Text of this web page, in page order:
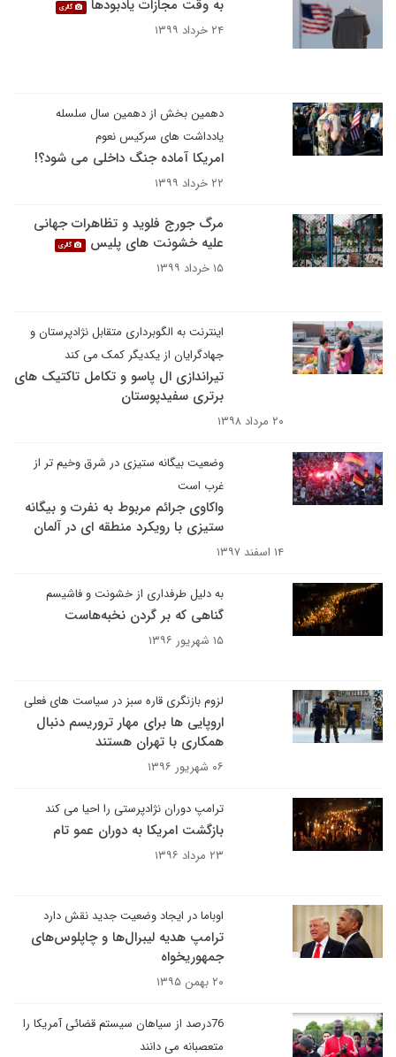
به وقت مجازات یادبودها گالری
۲۴ خرداد ۱۳۹۹
دهمین بخش از دهمین سال سلسله
یادداشت های سرکیس نعوم
امریکا آماده جنگ داخلی می شود؟!
۲۲ خرداد ۱۳۹۹
مرگ جورج فلوید و تظاهرات جهانی
علیه خشونت های پلیس
گالری
۱۵ خرداد ۱۳۹۹
اینترنت به الگوبرداری متقابل نژادپرستان و
جهادگرایان از یکدیگر کمک می کند
تیراندازی ال پاسو و تکامل تاکتیک های
برتری سفیدپوستان
۲۰ مرداد ۱۳۹۸
وضعیت بیگانه ستیزی در شرق وخیم تر از
غرب است
واکاوی جرائم مربوط به نفرت و بیگانه
ستیزی با رویکرد منطقه ای در آلمان
۱۴ اسفند ۱۳۹۷
به دلیل طرفداری از خشونت و فاشیسم
گناهی که بر گردن نخبه‌هاست
۱۵ شهریور ۱۳۹۶
لزوم بازنگری قاره سبز در سیاست های فعلی
اروپایی ها برای مهار تروریسم دنبال
همکاری با تهران هستند
۰۶ شهریور ۱۳۹۶
ترامپ دوران نژادپرستی را احیا می کند
بازگشت امریکا به دوران عمو تام
۲۳ مرداد ۱۳۹۶
اوباما در ایجاد وضعیت جدید نقش دارد
ترامپ هدیه لیبرال‌ها و چاپلوس‌های
جمهوریخواه
۲۰ بهمن ۱۳۹۵
76درصد از سیاهان سیستم قضائی آمریکا را
متعصبانه می دانند